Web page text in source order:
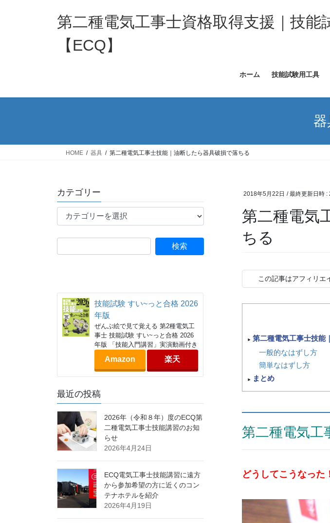
ッ
移
第二種電気工事士資格取得支援｜技
【ECQ】
ホーム 技能試験用工具
器
HOME 器具 第二種電気工事士技能｜油断したら器具破損で落ちる
2018年5月22日 / 最終更新日時 :
第二種電気
ちる
この記事はアフィリエ
第二種電気工事士技能
一般的なはずし方
簡単なはずし方
まとめ
第二種電気工
どうしてこうなった
カテゴリー
テ
技能試験 すい~っと合格 2026
年版
ぜんぶ絵で見て覚える 第2種電気工
事士 技能試験 すい~っと合格 2026
年版 「技能入門講習」実演動画付き
Amazon 楽天
最近の投稿
2026年（令和８年）度のECQ第
二種電気工事士技能講習のお知
らせ
2026年4月24日
ECQ電気工事士技能講習に遠方
から参加希望の方に近くのコン
テナホテルを紹介
2026年4月19日